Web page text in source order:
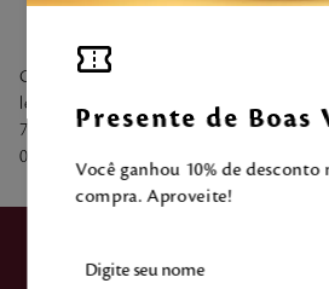
Presente de Boas
Você ganhou 10% de desconto
compra. Aproveite!
Compre a Fragrância Uma Tarde na
leve o Hidratante Uma Tarde na
74,90 por R$59,90 cada. Promoção
08/10/2025 ou enquanto durarem os
ASSINE